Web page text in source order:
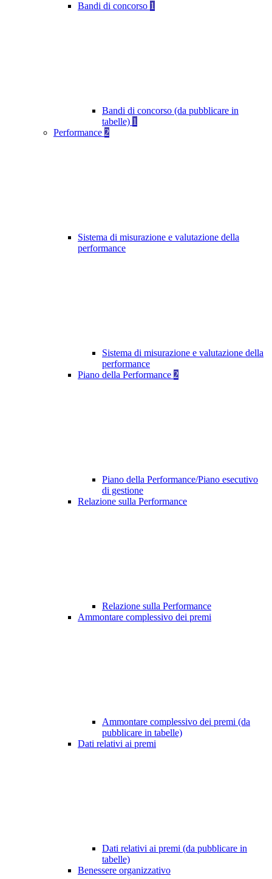
Bandi di concorso 1
Bandi di concorso (da pubblicare in
tabelle) 1
Performance 2
Sistema di misurazione e valutazione della
performance
Sistema di misurazione e valutazione della
performance
Piano della Performance 2
Piano della Performance/Piano esecutivo
di gestione
Relazione sulla Performance
Relazione sulla Performance
Ammontare complessivo dei premi
Ammontare complessivo dei premi (da
pubblicare in tabelle)
Dati relativi ai premi
Dati relativi ai premi (da pubblicare in
tabelle)
Benessere organizzativo